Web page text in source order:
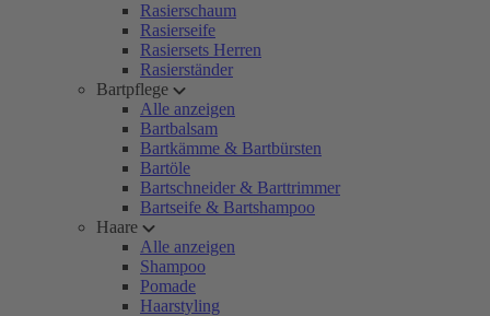
Rasierschaum
Rasierseife
Rasiersets Herren
Rasierständer
Bartpflege
Alle anzeigen
Bartbalsam
Bartkämme & Bartbürsten
Bartöle
Bartschneider & Barttrimmer
Bartseife & Bartshampoo
Haare
Alle anzeigen
Shampoo
Pomade
Haarstyling